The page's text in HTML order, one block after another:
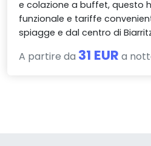
e colazione a buffet, questo
funzionale e tariffe
spiagge e dal centro di
A partire da 31 EUR a